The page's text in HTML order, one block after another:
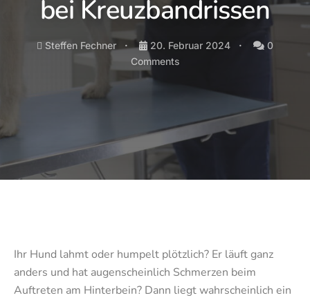
bei Kreuzbandrissen
Steffen Fechner 20. Februar 2024
0
Comments
Ihr Hund lahmt oder humpelt plötzlich? Er läuft ganz
anders und hat augenscheinlich Schmerzen beim
Auftreten am Hinterbein? Dann liegt wahrscheinlich ein